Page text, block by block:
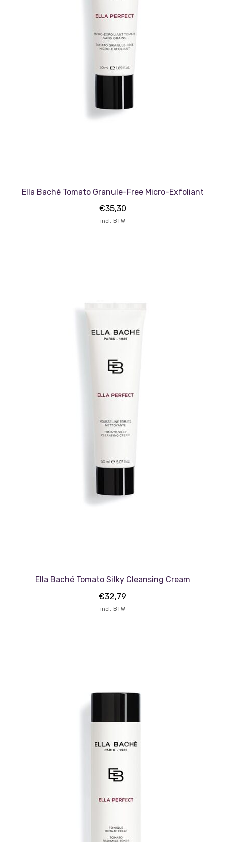
Ella Baché Tomato Granule-Free Micro-Exfoliant
€35,30
incl. BTW
Ella Baché Tomato Silky Cleansing Cream
€32,79
incl. BTW